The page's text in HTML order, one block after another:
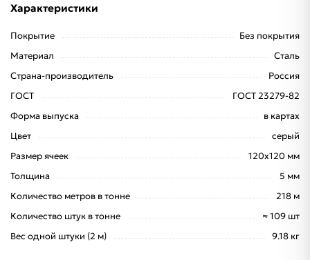
Характеристики
Покрытие
Без покрытия
Материал
Сталь
Страна-производитель
Россия
ГОСТ
ГОСТ 23279-82
Форма выпуска
в картах
Цвет
серый
Размер ячеек
120х120 мм
Толщина
5 мм
Количество метров в тонне
218 м
Количество штук в тонне
≈ 109 шт
Вес одной штуки (2 м)
9.18 кг